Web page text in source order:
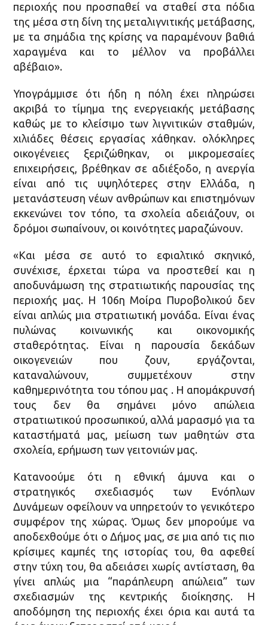
περιοχής που προσπαθεί να σταθεί στα πόδια
της μέσα στη δίνη της μεταλιγνιτικής μετάβασης,
με τα σημάδια της κρίσης να παραμένουν βαθιά
χαραγμένα και το μέλλον να προβάλλει
αβέβαιο».
Υπογράμμισε ότι ήδη η πόλη έχει πληρώσει
ακριβά το τίμημα της ενεργειακής μετάβασης
καθώς με το κλείσιμο των λιγνιτικών σταθμών,
χιλιάδες θέσεις εργασίας χάθηκαν. ολόκληρες
οικογένειες ξεριζώθηκαν, οι μικρομεσαίες
επιχειρήσεις, βρέθηκαν σε αδιέξοδο, η ανεργία
είναι από τις υψηλότερες στην Ελλάδα, η
μετανάστευση νέων ανθρώπων και επιστημόνων
εκκενώνει τον τόπο, τα σχολεία αδειάζουν, οι
δρόμοι σωπαίνουν, οι κοινότητες μαραζώνουν.
«Και μέσα σε αυτό το εφιαλτικό σκηνικό,
συνέχισε, έρχεται τώρα να προστεθεί και η
αποδυνάμωση της στρατιωτικής παρουσίας της
περιοχής μας. Η 106η Μοίρα Πυροβολικού δεν
είναι απλώς μια στρατιωτική μονάδα. Είναι ένας
πυλώνας κοινωνικής και οικονομικής
σταθερότητας. Είναι η παρουσία δεκάδων
οικογενειών που ζουν, εργάζονται,
καταναλώνουν, συμμετέχουν στην
καθημερινότητα του τόπου μας . Η απομάκρυνσή
τους δεν θα σημάνει μόνο απώλεια
στρατιωτικού προσωπικού, αλλά μαρασμό για τα
καταστήματά μας, μείωση των μαθητών στα
σχολεία, ερήμωση των γειτονιών μας.
Κατανοούμε ότι η εθνική άμυνα και ο
στρατηγικός σχεδιασμός των Ενόπλων
Δυνάμεων οφείλουν να υπηρετούν το γενικότερο
συμφέρον της χώρας. Όμως δεν μπορούμε να
αποδεχθούμε ότι ο Δήμος μας, σε μια από τις πιο
κρίσιμες καμπές της ιστορίας του, θα αφεθεί
στην τύχη του, θα αδειάσει χωρίς αντίσταση, θα
γίνει απλώς μια “παράπλευρη απώλεια” των
σχεδιασμών της κεντρικής διοίκησης. Η
αποδόμηση της περιοχής έχει όρια και αυτά τα